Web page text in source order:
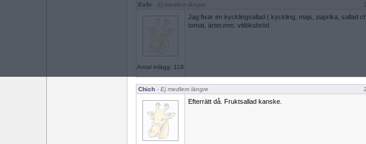
Esfir - Ej medlem längre
Antal inlägg: 118
Jag fixar en kycklingsallad ( kyckling, majs, paprika, sallad
tomat, ärter.mm. vitlöksbröd .
Chich - Ej medlem längre
Efterrätt då. Fruktsallad kanske.